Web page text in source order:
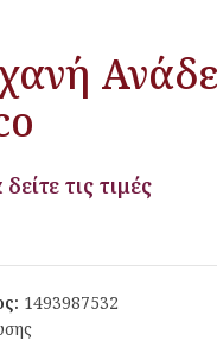
τις τιμές
1493987532